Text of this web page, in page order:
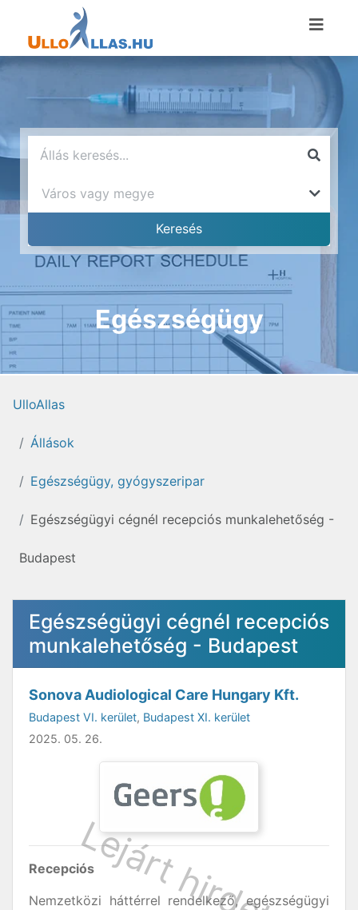
Egészségügy
UlloAllas
Állások
Egészségügy, gyógyszeripar
Egészségügyi cégnél recepciós munkalehetőség -
Budapest
Egészségügyi cégnél recepciós
munkalehetőség - Budapest
Sonova Audiological Care Hungary Kft.
Budapest VI. kerület, Budapest XI. kerület
2025. 05. 26.
Recepciós
Nemzetközi háttérrel rendelkező, egészségügyi